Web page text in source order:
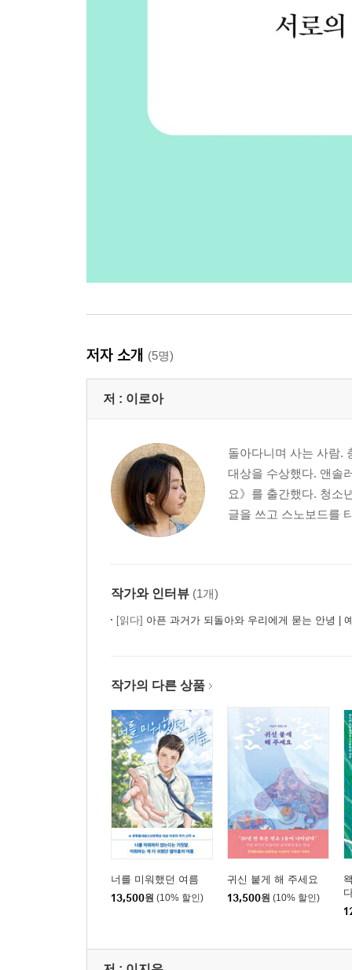
저자 소개 (5명)
저 : 이로아
돌아다니며 사는 사람.
대상을 수상했다. 앤솔
요》를 출간했다. 청소
글을 쓰고 스노보드를
작가와 인터뷰 (1개)
[읽다] 아픈 과거가 되돌아와 우리에게 묻는 안녕 |
작가의 다른 상품
너를 미워했던 여름
13,500원 (10% 할인)
귀신 붙게 해 주세요
13,500원 (10% 할인)